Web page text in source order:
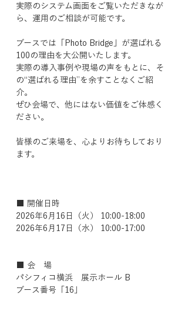
実際のシステム画面をご覧いただきなが
ら、運用のご相談が可能です。
ブースでは「Photo Bridge」が選ばれる
100の理由を大公開いたします。
実際の導入事例や現場の声をもとに、そ
の“選ばれる理由”を余すことなくご紹
介。
ぜひ会場で、他にはない価値をご体感く
ださい。
皆様のご来場を、心よりお待ちしており
ます。
■ 開催日時
2026年6月16日（火） 10:00-18:00
2026年6月17日（水） 10:00-17:00
■ 会　場
パシフィコ横浜　展示ホール B
ブース番号「16」